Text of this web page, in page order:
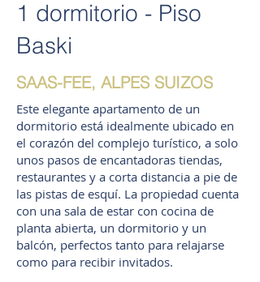
1 dormitorio - Piso
Baski
SAAS-FEE, ALPES SUIZOS
Este elegante apartamento de un
dormitorio está idealmente ubicado en
el corazón del complejo turístico, a solo
unos pasos de encantadoras tiendas,
restaurantes y a corta distancia a pie de
las pistas de esquí. La propiedad cuenta
con una sala de estar con cocina de
planta abierta, un dormitorio y un
balcón, perfectos tanto para relajarse
como para recibir invitados.